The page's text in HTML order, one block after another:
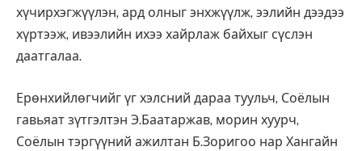
хүчирхэгжүүлэн, ард олныг энхжүүлж, ээлийн дээдээ
хүртээж, ивээлийн ихээ хайрлаж байхыг сүслэн
даатгалаа.
Ерөнхийлөгчийг үг хэлсний дараа туульч, Соёлын
гавьяат зүтгэлтэн Э.Баатаржав, морин хуурч,
Соёлын тэргүүний ажилтан Б.Зоригоо нар Хангайн